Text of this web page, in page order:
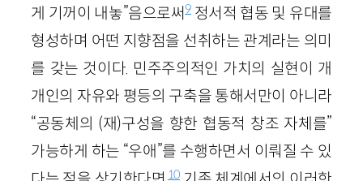
게 기꺼이 내놓”음으로써9정서적 협동 및 유대를
형성하며 어떤 지향점을 선취하는 관계라는 의미
를 갖는 것이다. 민주주의적인 가치의 실현이 개
개인의 자유와 평등의 구축을 통해서만이 아니라
“공동체의 (재)구성을 향한 협동적 창조 자체를”
가능하게 하는 “우애”를 수행하면서 이뤄질 수 있
10